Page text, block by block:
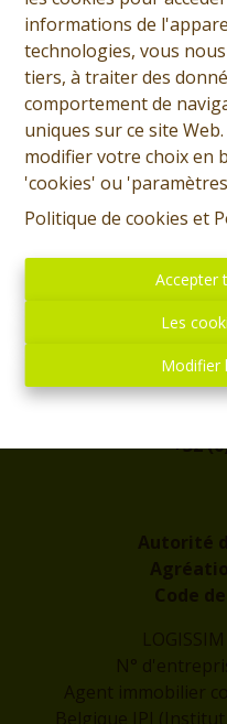
informations de
technologies, vous
tiers, à traiter des
comportement de
uniques sur ce site
modifier votre choix en
'cookies' ou
Politique de cookies et
Accepter
Les
Modifier
rue
7300
+32
Autorité
Code
N°
Agent immobilier
Belgique IPI